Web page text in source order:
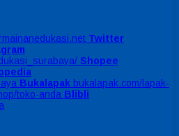
Twitter
Shopee
Bukalapak bukalapak.com/lapak-
toko-anda Blibli